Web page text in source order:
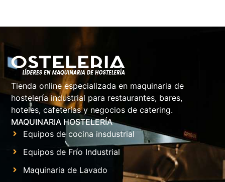
Tienda online especializada en maquinaria de
hostelería industrial para restaurantes, bares,
hoteles, cafeterías y negocios de catering.
MAQUINARIA HOSTELERÍA
Equipos de cocina insdustrial
Equipos de Frío Industrial
Maquinaria de Lavado